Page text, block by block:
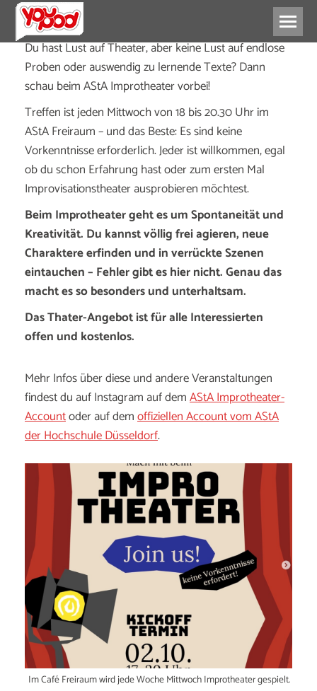
Du hast Lust auf Theater, aber keine Lust auf endlose
Proben oder auswendig zu lernende Texte? Dann
schau beim AStA Improtheater vorbei!
Treffen ist jeden Mittwoch von 18 bis 20.30 Uhr im
AStA Freiraum – und das Beste: Es sind keine
Vorkenntnisse erforderlich. Jeder ist willkommen, egal
ob du schon Erfahrung hast oder zum ersten Mal
Improvisationstheater ausprobieren möchtest.
Beim Improtheater geht es um Spontaneität und
Kreativität. Du kannst völlig frei agieren, neue
Charaktere erfinden und in verrückte Szenen
eintauchen – Fehler gibt es hier nicht. Genau das
macht es so besonders und unterhaltsam.
Das Thater-Angebot ist für alle Interessierten
offen und kostenlos.
Mehr Infos über diese und andere Veranstaltungen
findest du auf Instagram auf demAStA Improtheater-
Accountoder auf demoffiziellen Account vom AStA
der Hochschule Düsseldorf.
Im Café Freiraum wird jede Woche Mittwoch Improtheater gespielt.